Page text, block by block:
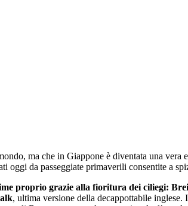
ma che in Giappone è diventata una vera
oggi da passeggiate primaverili consentite a
proprio grazie alla fioritura dei ciliegi:
, ultima versione della decappottabile inglese.